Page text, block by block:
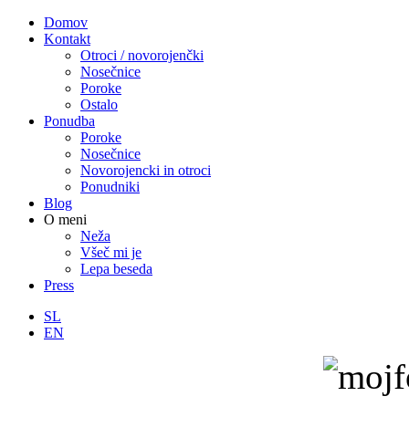
Domov
Kontakt
Otroci / novorojenčki
Nosečnice
Poroke
Ostalo
Ponudba
Poroke
Nosečnice
Novorojencki in otroci
Ponudniki
Blog
O meni
Neža
Všeč mi je
Lepa beseda
Press
SL
EN